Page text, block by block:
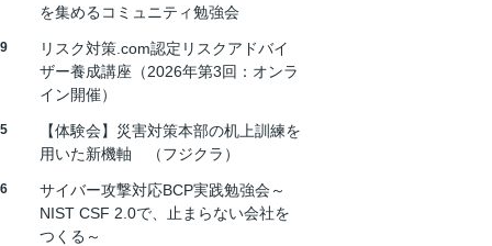
を集めるコミュニティ勉強会
リスク対策.com認定リスクアドバイ
ザー養成講座（2026年第3回：オンラ
イン開催）
【体験会】災害対策本部の机上訓練を
用いた新機軸 （フジクラ）
サイバー攻撃対応BCP実践勉強会～
NIST CSF 2.0で、止まらない会社を
つくる～